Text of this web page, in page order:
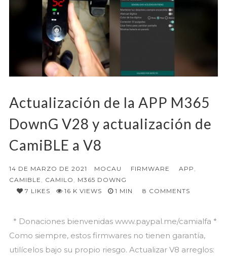
Actualización de la APP M365
DownG V28 y actualización de
CamiBLE a V8
14 DE MARZO DE 2021 MOCAU FIRMWARE APP
CAMIBLE
CAMILO
M365 DOWNG
7 LIKES 16 K VIEWS 1 MIN 8 COMMENTS
* Donaciones bienvenidas www.paypal.me/camialfa *
Como siempre, estos firmwares no tienen garantía,
utilícelos bajo su propio riesgo. Actualizar V8 arreglos: